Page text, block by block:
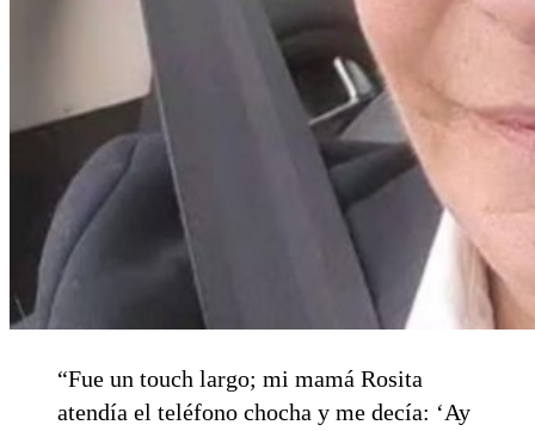
“Fue un touch largo; mi mamá Rosita
atendía el teléfono chocha y me decía: ‘Ay